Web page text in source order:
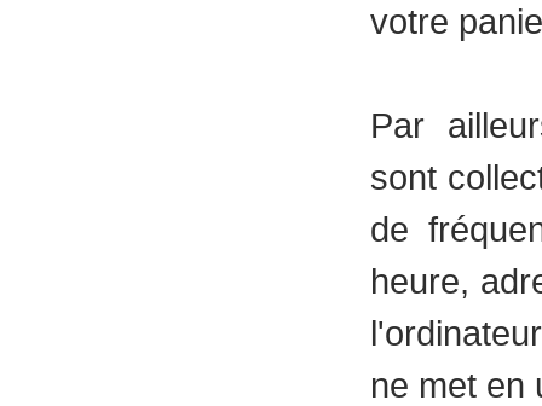
votre
Par
sont
de
heure,
ne met en